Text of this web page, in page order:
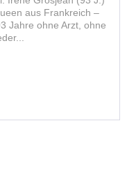
aus Frankreich –
Jahre ohne Arzt, ohne